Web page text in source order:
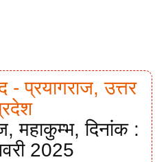
प्रयागराज, उत्तर
महाकुम्भ, दिनांक :
2025